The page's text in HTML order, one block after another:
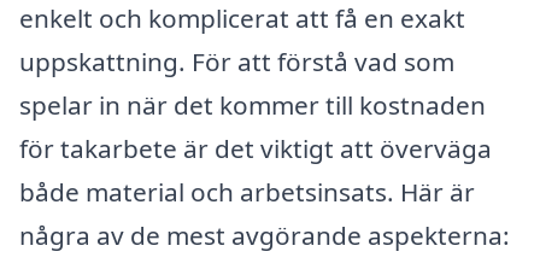
enkelt och komplicerat att få en exakt
uppskattning. För att förstå vad som
spelar in när det kommer till kostnaden
för takarbete är det viktigt att överväga
både material och arbetsinsats. Här är
några av de mest avgörande aspekterna: